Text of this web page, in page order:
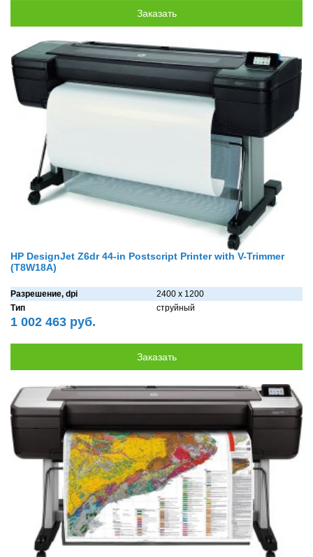
HP DesignJet Z6dr 44-in Postscript Printer with V-Trimmer
(T8W18A)
Разрешение, dpi
2400 x 1200
Тип
струйный
1 002 463 руб.